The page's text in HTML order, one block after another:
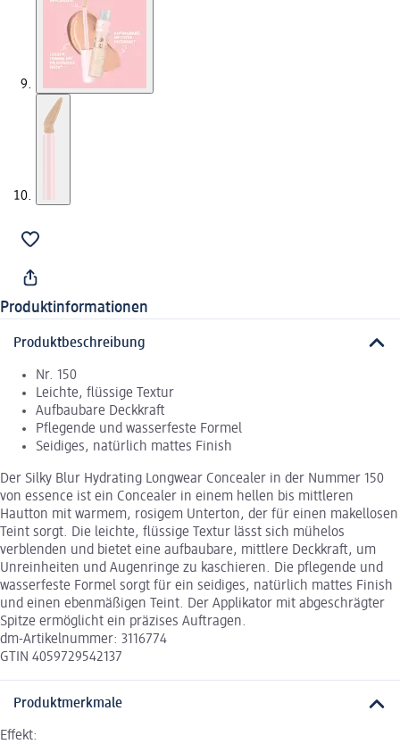
Produktinformationen
Produktbeschreibung
Nr. 150
Leichte, flüssige Textur
Aufbaubare Deckkraft
Pflegende und wasserfeste Formel
Seidiges, natürlich mattes Finish
Der Silky Blur Hydrating Longwear Concealer in der Nummer 150
von essence ist ein Concealer in einem hellen bis mittleren
Hautton mit warmem, rosigem Unterton, der für einen makellosen
Teint sorgt. Die leichte, flüssige Textur lässt sich mühelos
verblenden und bietet eine aufbaubare, mittlere Deckkraft, um
Unreinheiten und Augenringe zu kaschieren. Die pflegende und
wasserfeste Formel sorgt für ein seidiges, natürlich mattes Finish
und einen ebenmäßigen Teint. Der Applikator mit abgeschrägter
Spitze ermöglicht ein präzises Auftragen.
dm-Artikelnummer: 3116774
GTIN 4059729542137
Produktmerkmale
Effekt: